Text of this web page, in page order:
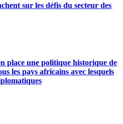
sur les défis du secteur des
place une politique historique de
les pays africains avec lesquels